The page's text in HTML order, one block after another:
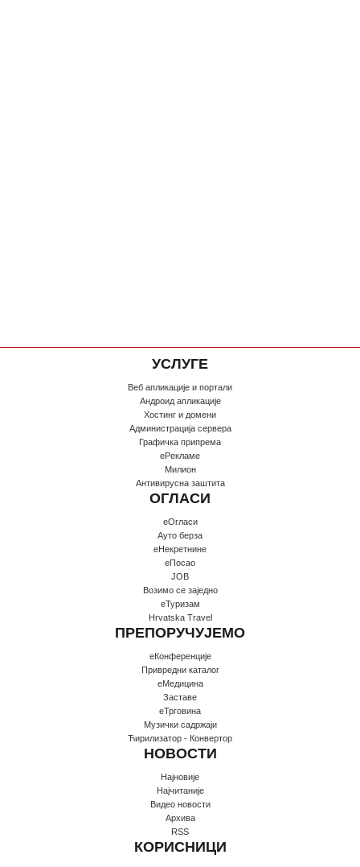
УСЛУГЕ
Веб апликације и портали
Андроид апликације
Хостинг и домени
Администрација сервера
Графичка припрема
еРекламе
Милион
Антивирусна заштита
ОГЛАСИ
еОгласи
Ауто берза
еНекретнине
еПосао
JOB
Возимо се заједно
еТуризам
Hrvatska Travel
ПРЕПОРУЧУЈЕМО
еКонференције
Привредни каталог
еМедицина
Заставе
еТрговина
Музички садржаји
Ћирилизатор - Конвертор
НОВОСТИ
Најновије
Најчитаније
Видео новости
Архива
RSS
КОРИСНИЦИ